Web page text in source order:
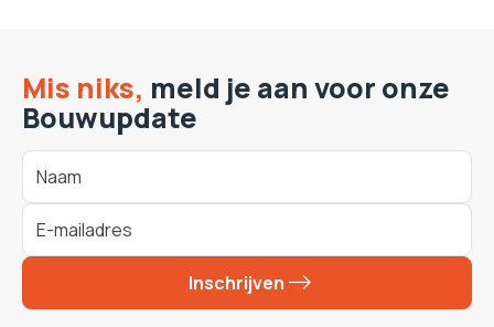
Mis niks, meld je aan voor onze
Bouwupdate
Inschrijven